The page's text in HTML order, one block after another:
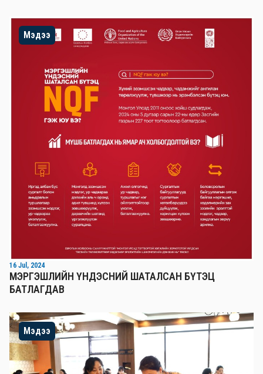
Мэдээ
16 Jul, 2024
МЭРГЭШЛИЙН ҮНДЭСНИЙ ШАТАЛСАН БҮТЭЦ
БАТЛАГДАВ
Мэдээ